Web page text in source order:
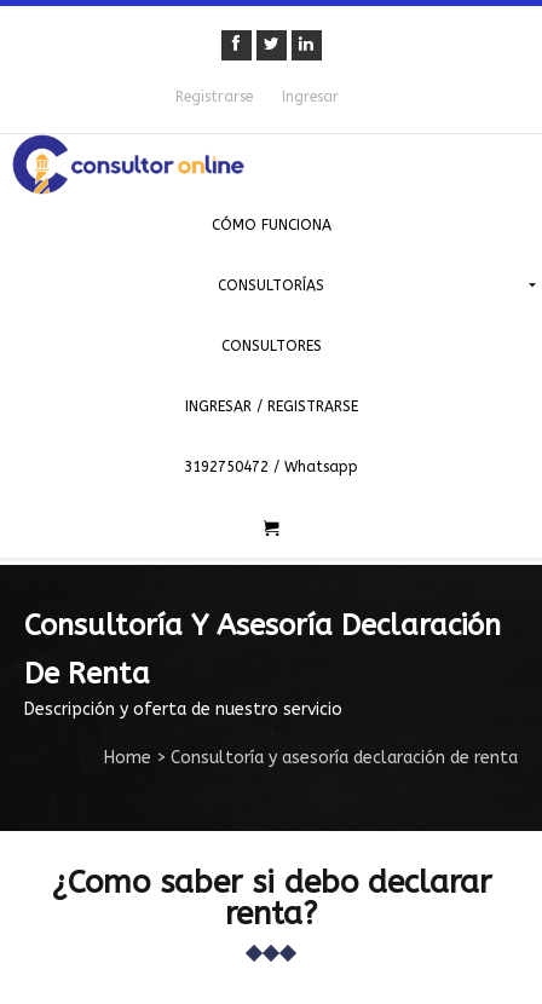
Registrarse Ingresar
CÓMO FUNCIONA
CONSULTORÍAS
CONSULTORES
INGRESAR / REGISTRARSE
3192750472 / Whatsapp
Consultoría Y Asesoría Declaración
De Renta
Descripción y oferta de nuestro servicio
Home > Consultoría y asesoría declaración de renta
¿Como saber si debo declarar
renta?